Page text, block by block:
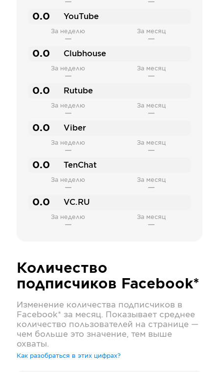
— —
0.0 YouTube
За неделю
—
За месяц
—
0.0 Clubhouse
За неделю
—
За месяц
—
0.0 Rutube
За неделю
—
За месяц
—
0.0 Viber
За неделю
—
За месяц
—
0.0 TenChat
За неделю
—
За месяц
—
0.0 VC.RU
За неделю
—
За месяц
—
Количество
подписчиков Facebook*
Изменение количества подписчиков в
Facebook* за месяц. Показывает среднее
количество пользователей на странице —
чем больше это значение, тем выше
охваты.
Как разобраться в этих цифрах?